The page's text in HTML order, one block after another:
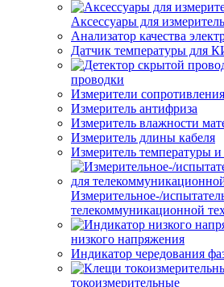
Аксессуары для
Анализатор качества
Датчик температуры для
проводки
Измерители
Измеритель антифриза
Измеритель влажности
Измеритель длины кабеля
Измеритель температуры и
Измерительное-/
телекоммуникационной
низкого напряжения
Индикатор чередования
токоизмерительные